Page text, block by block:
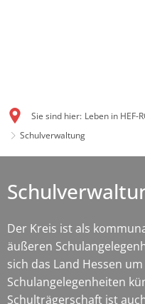
Sie sind hier: Leben in HEF-
Schulverwaltung
Der Kreis ist als
äußeren
sich das Land Hessen
Schulangelegenheiten
Schulträgerschaft ist